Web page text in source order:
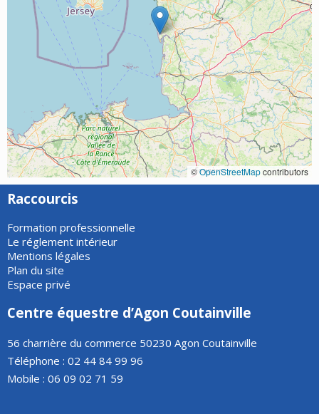
©OpenStreetMapcontributors
Raccourcis
Formation professionnelle
Le réglement intérieur
Mentions légales
Plan du site
Espace privé
Centre équestre d’Agon Coutainville
56 charrière du commerce 50230 Agon Coutainville
Téléphone : 02 44 84 99 96
Mobile : 06 09 02 71 59